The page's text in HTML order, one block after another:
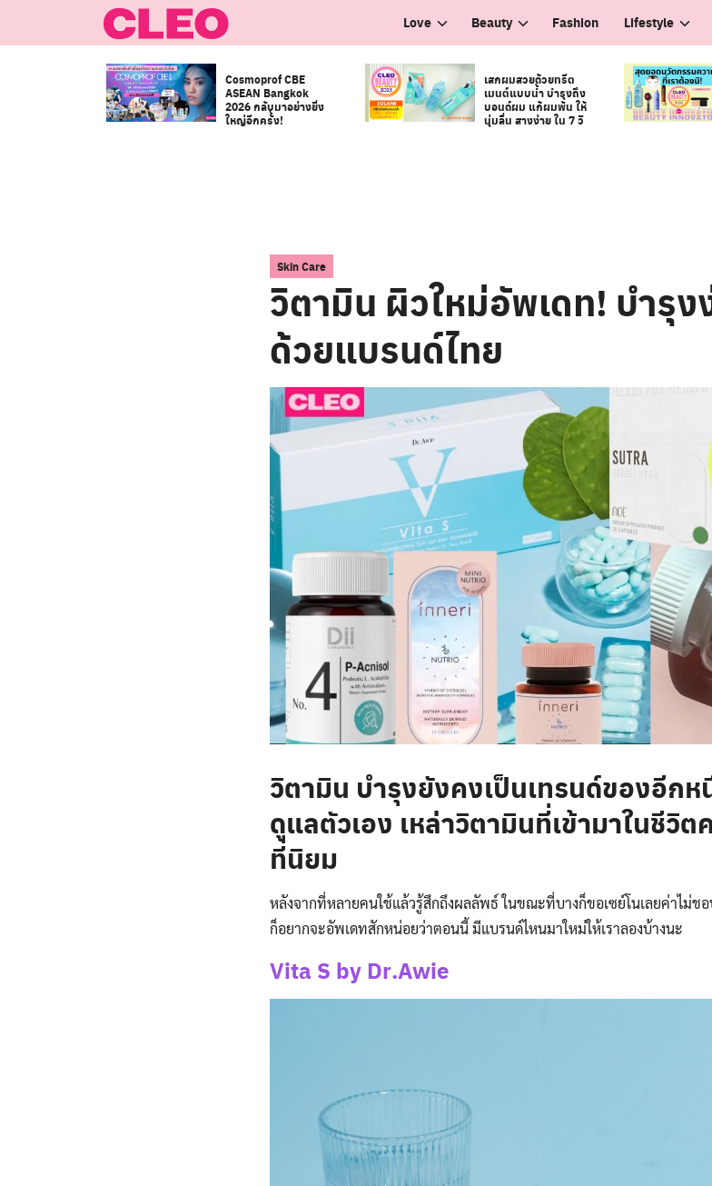
Love Beauty Fashion Lifestyle
Cosmoprof CBE
ASEAN Bangkok
2026 กลับมาอย่างยิ่ง
ใหญ่อีกครั้ง!
เสกผมสวยด้วยทรีต
เมนต์แบบน้ำ บำรุงถึง
บอนด์ผม แก้ผมพัน ให้
นุ่มลื่น สางง่าย ใน 7 วิ
Skin Care
วิตามิน ผิวใหม่อัพเดท! บำรุง
ด้วยแบรนด์ไทย
วิตามิน บำรุงยังคงเป็นเทรนด์ของอีกห
ดูแลตัวเอง เหล่าวิตามินที่เข้ามาในชีวิ
ที่นิยม
หลังจากที่หลายคนใช้แล้วรู้สึกถึงผลลัพธ์ ในขณะที่บางก็ขอเซย์โนเลยค่าไม่ช
ก็อยากจะอัพเดทสักหน่อยว่าตอนนี้ มีแบรนด์ไหนมาใหม่ให้เราลองบ้างนะ
Vita S by Dr.Awie